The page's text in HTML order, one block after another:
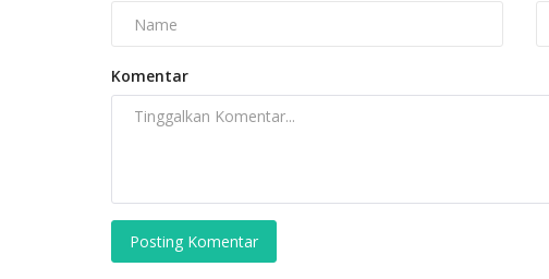
Komentar
Posting Komentar
Peringatan bagi pekerja migran Indonesia yang berada di
wilayah Timur Tengah agar...